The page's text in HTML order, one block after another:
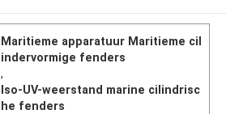
Maritieme apparatuur Maritieme cil
indervormige fenders
,
Iso-UV-weerstand marine cilindrisc
he fenders